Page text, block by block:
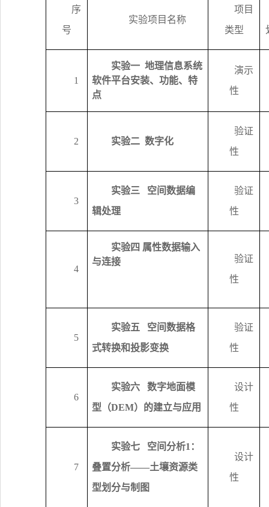
序
号
实验项目名称
项目
类型
1
实验一 地理信息系统
软件平台安装、功能、特
点
演示
性
2 实验二 数字化
验证
性
3
实验三
空间数据编
辑处理
验证
性
4
实验四 属性数据输入
与连接
验证
性
5
实验五
空间数据格
式转换和投影变换
验证
性
6
实验六
数字地面模
型（DEM）的建立与应用
设计
性
7
实验七 空间分析1 ：
叠置分析——土壤资源类
型划分与制图
设计
性